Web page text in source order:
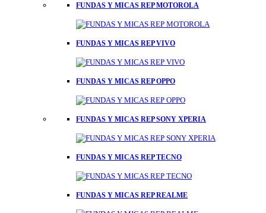
FUNDAS Y MICAS REP MOTOROLA
FUNDAS Y MICAS REP VIVO
FUNDAS Y MICAS REP OPPO
FUNDAS Y MICAS REP SONY XPERIA
FUNDAS Y MICAS REP TECNO
FUNDAS Y MICAS REP REALME